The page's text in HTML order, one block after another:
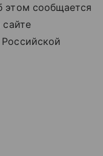
сообщается
сайте